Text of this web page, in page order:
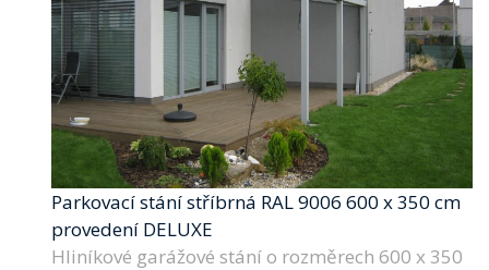
Parkovací stání stříbrná RAL 9006 600 x 350 cm
provedení DELUXE
Hliníkové garážové stání o rozměrech 600 x 350